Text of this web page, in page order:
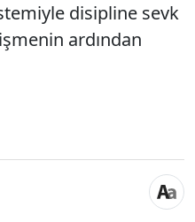
disipline sevk
ardından